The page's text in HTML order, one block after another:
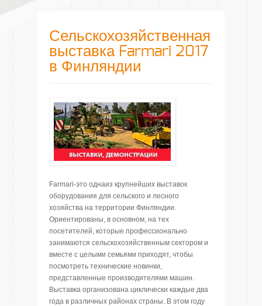
Сельскохозяйственная
выставка Farmari 2017
в Финляндии
Farmari-это однаиз крупнейших выставок
оборудования для сельского и лесного
хозяйства на территории Финляндии.
Ориентированы, в основном, на тех
посетителей, которые профессионально
занимаются сельскохозяйственным сектором и
вместе с целыми семьями приходят, чтобы
посмотреть технические новинки,
представленные производителями машин.
Выставка организована циклически каждые два
года в различных районах страны. В этом году